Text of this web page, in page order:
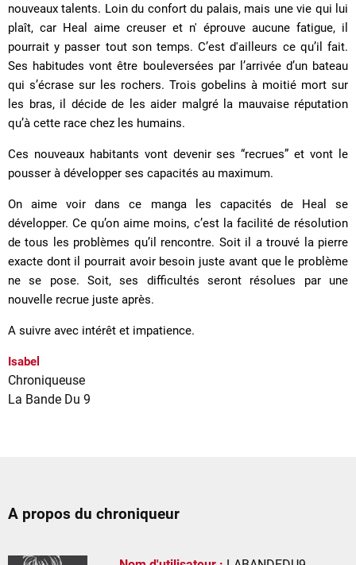
nouveaux talents. Loin du confort du palais, mais une vie qui lui
plaît, car Heal aime creuser et n' éprouve aucune fatigue, il
pourrait y passer tout son temps. C’est d'ailleurs ce qu’il fait.
Ses habitudes vont être bouleversées par l’arrivée d’un bateau
qui s’écrase sur les rochers. Trois gobelins à moitié mort sur
les bras, il décide de les aider malgré la mauvaise réputation
qu’à cette race chez les humains.
Ces nouveaux habitants vont devenir ses “recrues” et vont le
pousser à développer ses capacités au maximum.
On aime voir dans ce manga les capacités de Heal se
développer. Ce qu’on aime moins, c’est la facilité de résolution
de tous les problèmes qu’il rencontre. Soit il a trouvé la pierre
exacte dont il pourrait avoir besoin juste avant que le problème
ne se pose. Soit, ses difficultés seront résolues par une
nouvelle recrue juste après.
A suivre avec intérêt et impatience.
Isabel
Chroniqueuse
La Bande Du 9
A propos du chroniqueur